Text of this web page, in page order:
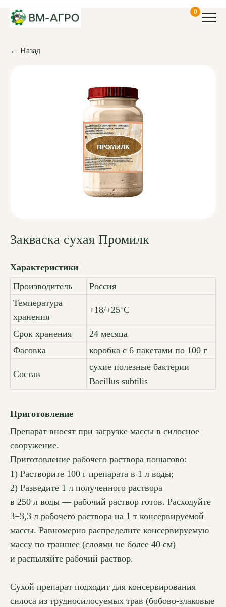
0
← Назад
Закваска сухая Промилк
Характеристики
Производитель
Россия
Температура
хранения
+18/+25°С
Срок хранения
24 месяца
Фасовка
коробка с 6 пакетами по 100 г
Состав
сухие полезные бактерии
Bacillus subtilis
Приготовление
Препарат вносят при загрузке массы в силосное
сооружение.
Приготовление рабочего раствора пошагово:
1) Растворите 100 г препарата в 1 л воды;
2) Разведите 1 л полученного раствора
в 250 л воды — рабочий раствор готов. Расходуйте
3−3,3 л рабочего раствора на 1 т консервируемой
массы. Равномерно распределите консервируемую
массу по траншее (слоями не более 40 см)
и распыляйте рабочий раствор.
Сухой препарат подходит для консервирования
силоса из трудносилосуемых трав (бобово-злаковые